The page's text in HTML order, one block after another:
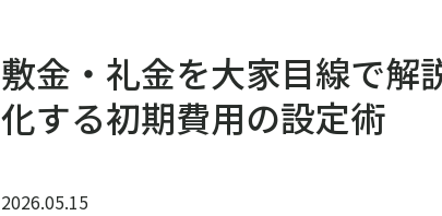
敷金・礼金を大家目線で解
化する初期費用の設定術
2026.05.15